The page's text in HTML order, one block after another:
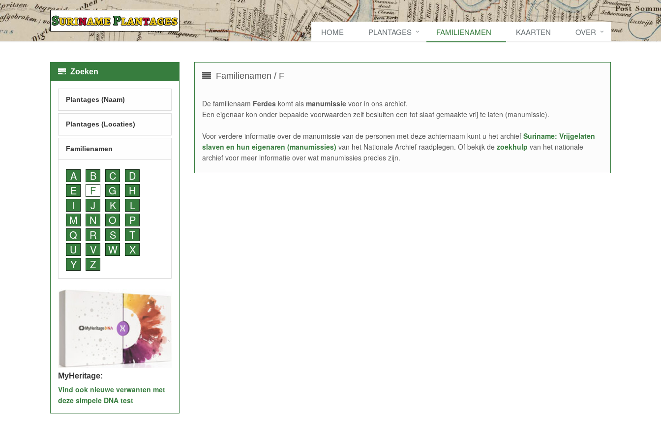
HOME PLANTAGES FAMILIENAMEN KAARTEN OVER
Familienamen / F
De familienaam Ferdeskomt als manumissievoor in ons archief.
Een eigenaar kon onder bepaalde voorwaarden zelf besluiten een tot slaaf gemaakte vrij te laten (manumissie).
Voor verdere informatie over de manumissie van de personen met deze achternaam kunt u het archief Suriname: Vrijgelaten
slaven en hun eigenaren (manumissies) van het Nationale Archief raadplegen. Of bekijk de zoekhulp van het nationale
archief voor meer informatie over wat manumissies precies zijn.
Zoeken
Plantages (Naam)
Plantages (Locaties)
Familienamen
A B C
D
E
F G
H
I
J K
L
M
N O
P
Q
R S
T
U
V W
X
Y
Z
MyHeritage:
Vind ook nieuwe verwanten met
deze simpele DNA test